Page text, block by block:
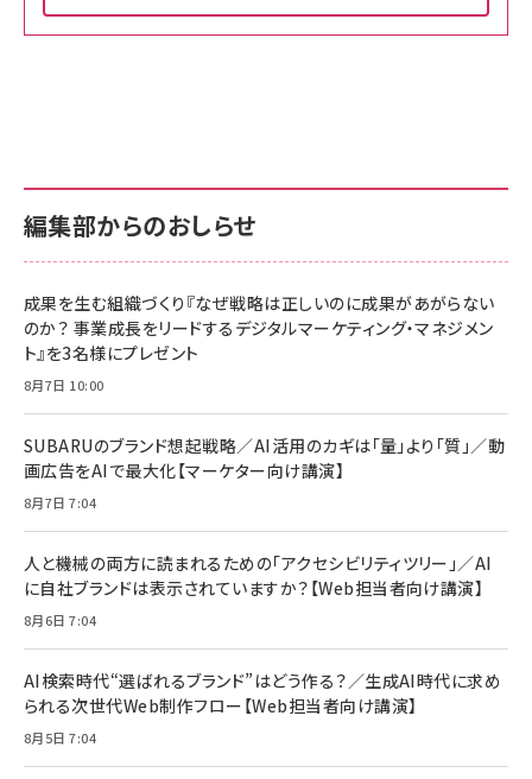
￥880
anan(アンアン)2026/06/24号 No.2500増刊
スペシャルエディション[王道エンタメの矜持／
￥1,100
anan(アンアン)2026/07/08号 No.2502[2026
￥880
ママ投資家が育休中に１億貯めた株式投資
組織の成果を最大化する ルールのデザイン
￥1,980
Amazonランキングをもっと見る
サポート正規品 メーカー保証5年 KLMEA128G
NIMASO ガラスフィルム iPhone 17 用 保護フィ
すい ガイド枠付き いPhone17 (6.3インチ) 対応
2枚セット DSP25F1698
￥1,599
￥6,980
全ワイヤレスイヤホン/アクティブノイズキャンセリ
技術基準適合】ブラック
￥5,990
ケーブル Anker絡まないケーブル 240W 結束バン
ド付き USB PD対応 シリコン素材採用 iPhone
17 / 16 / 15 / Galaxy iPad Pro MacBook
Pro/Air 各種対応 (1.8m ミッドナイトブラック)
￥1,890
サポート正規品 メーカー保証5年 KLMEA128G
Amazon eギフトカード - Amazonロゴ - クラ
￥5,000
Anker PowerLine III Flow USB-C & USB-C
Pro/Air 各種対応 (1.8m ミッドナイトブラック)
￥1,890
サッポロ 生ビール 黒ラベル 350ml 缶 24本 ビー
ル ケース買い【6/30応募〆切! 黒ラベルビヤセラー
￥4,857
編集部からのおしらせ
成果を生む組織づくり『なぜ戦略は正しいのに成果があがらない
のか？ 事業成長をリードするデジタルマーケティング・マネジメン
ト』を3名様にプレゼント
8月7日 10:00
SUBARUのブランド想起戦略／AI活用のカギは「量」より「質」／動
画広告をAIで最大化【マーケター向け講演】
8月7日 7:04
人と機械の両方に読まれるための「アクセシビリティツリー」／AI
に自社ブランドは表示されていますか？【Web担当者向け講演】
8月6日 7:04
AI検索時代“選ばれるブランド”はどう作る？／生成AI時代に求め
られる次世代Web制作フロー【Web担当者向け講演】
8月5日 7:04